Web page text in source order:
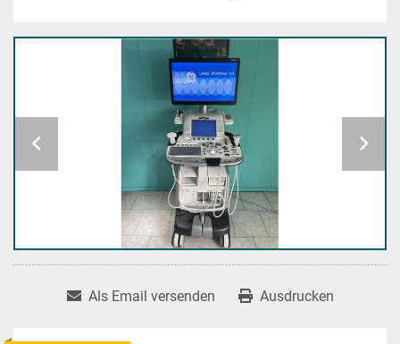
Als Email versenden Ausdrucken